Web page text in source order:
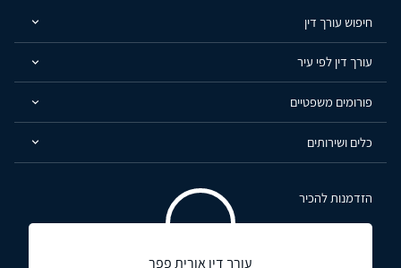
חיפוש עורך דין
עורך דין לפי עיר
פורומים משפטיים
כלים ושירותים
הזדמנות להכיר
עורך דין אורית פפר